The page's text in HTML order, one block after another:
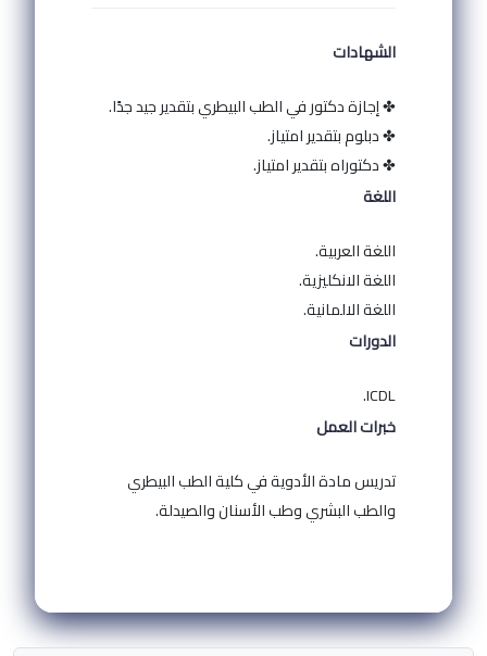
الشهادات
✤ إجازة دكتور في الطب البيطري بتقدير جيد جدًا.
✤ دبلوم بتقدير امتياز.
✤ دكتوراه بتقدير امتياز.
اللغة
اللغة العربية.
اللغة الانكليزية.
اللغة الالمانية.
الدورات
ICDL.
خبرات العمل
تدريس مادة الأدوية في كلية الطب البيطري
والطب البشري وطب الأسنان والصيدلة.